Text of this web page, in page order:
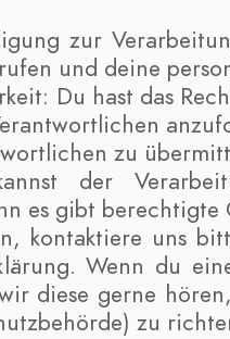
zur
und deine
Du hast das
zu
der
es gibt
kontaktiere uns
Wenn du
diese gerne
zu